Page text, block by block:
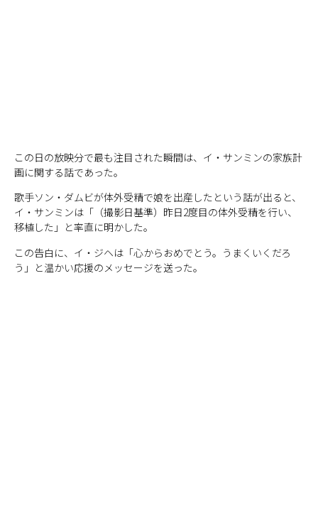
この日の放映分で最も注目された瞬間は、イ・サンミンの家族計
画に関する話であった。
歌手ソン・ダムビが体外受精で娘を出産したという話が出ると、
イ・サンミンは「（撮影日基準）昨日2度目の体外受精を行い、
移植した」と率直に明かした。
この告白に、イ・ジヘは「心からおめでとう。うまくいくだろ
う」と温かい応援のメッセージを送った。